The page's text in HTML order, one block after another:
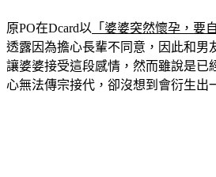
透露因為擔心長輩不同意，因此和男
讓婆婆接受這段感情，然而雖說是已
心無法傳宗接代，卻沒想到會衍生出